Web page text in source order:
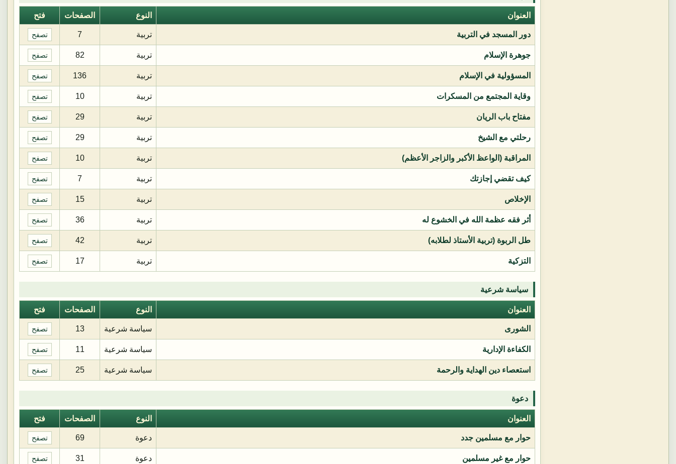
العنوان النوع الصفحات فتح
دور المسجد في التربية تربية 7 تصفح
جوهرة الإسلام تربية 82 تصفح
المسؤولية في الإسلام تربية 136 تصفح
وقاية المجتمع من المسكرات تربية 10 تصفح
مفتاح باب الريان تربية 29 تصفح
رحلتي مع الشيخ تربية 29 تصفح
المراقبة (الواعظ الأكبر والزاجر الأعظم) تربية 10 تصفح
كيف تقضي إجازتك تربية 7 تصفح
الإخلاص تربية 15 تصفح
أثر فقه عظمة الله في الخشوع له تربية 36 تصفح
طل الربوة (تربية الأستاذ لطلابه) تربية 42 تصفح
التزكية تربية 17 تصفح
سياسة شرعية
العنوان النوع الصفحات فتح
الشورى سياسة شرعية 13 تصفح
الكفاءة الإدارية سياسة شرعية 11 تصفح
استعصاء دين الهداية والرحمة سياسة شرعية 25 تصفح
دعوة
العنوان النوع الصفحات فتح
حوار مع مسلمين جدد دعوة 69 تصفح
حوار مع غير مسلمين دعوة 31 تصفح